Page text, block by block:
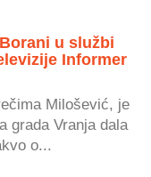
u službi
Informer
Milošević, je
grada Vranja dala
o...